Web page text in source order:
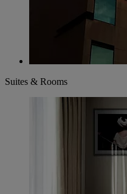
Suites & Rooms